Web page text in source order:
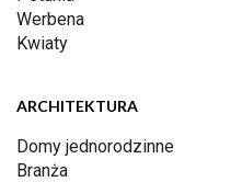
Werbena
Kwiaty
ARCHITEKTURA
Domy jednorodzinne
Branża